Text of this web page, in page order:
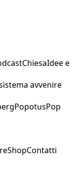
ChiesaIdee e
avvenire
PopotusPop
ShopContatti